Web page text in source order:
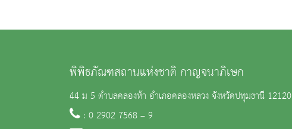
พิพิธภัณฑสถานแห่งชาติ กาญจนาภิเษก
44 ม 5 ตำบลคลองห้า อำเภอคลองหลวง จังหวัดปทุมธานี 12120
: 0 2902 7568 – 9